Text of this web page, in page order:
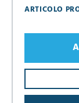
ARTICOLO